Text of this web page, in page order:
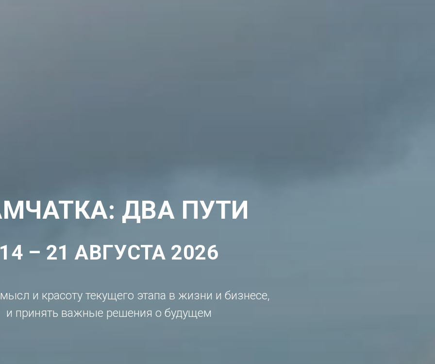
ДВА ПУТИ
– 21 АВГУСТА 2026
и красоту текущего этапа в жизни и бизнесе,
и принять важные решения о будущем